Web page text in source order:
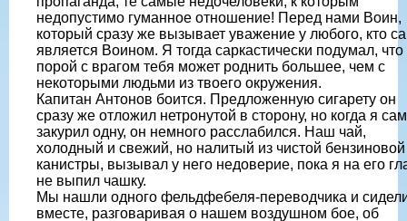
недопустимо гуманное отношение! Перед нами Воин,
который сразу же вызывает уважение у любого, кто
является Воином. Я тогда саркастически подумал, что
порой с врагом тебя может роднить большее, чем с
некоторыми людьми из твоего окружения.
Капитан Антонов боится. Предложенную сигарету он
сразу же отложил нетронутой в сторону, но когда я сам
закурил одну, он немного расслабился. Наш чай,
холодный и свежий, но налитый из чистой бензиновой
канистры, вызывал у него недоверие, пока я на его
не выпил чашку.
Мы нашли одного фельдфебеля-переводчика и
вместе, разговаривая о нашем воздушном бое, об